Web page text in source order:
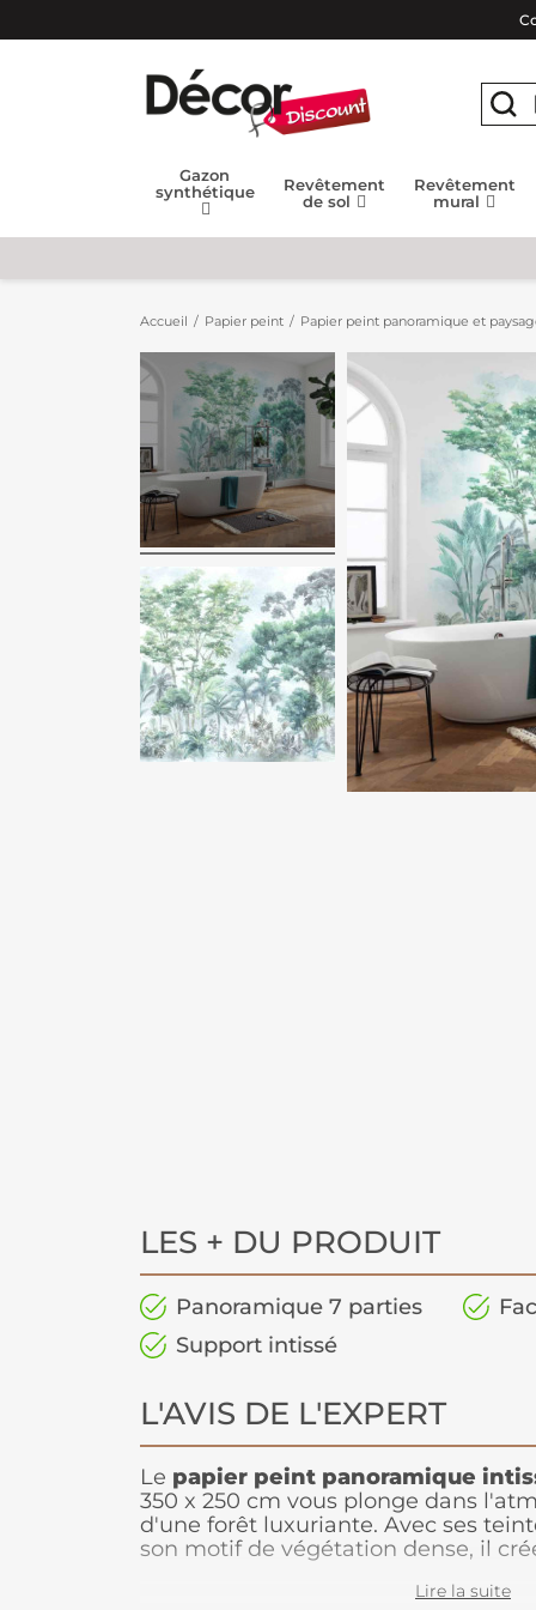
Gazon
synthétique
Revêtement
de sol
Revêtement
mural
Accueil Papier peint Papier peint panoramique et
LES + DU PRODUIT
Panoramique 7 parties
Support intissé
L'AVIS DE L'EXPERT
Le papier peint panoramique
350 x 250 cm vous plonge dans
d'une forêt luxuriante. Avec ses
son motif de végétation dense, il
chambre ou un bureau. Grâce à
Lire la suite